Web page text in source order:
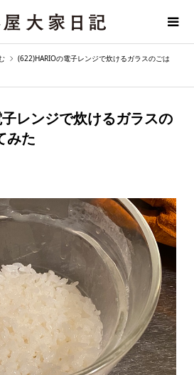
(622)HARIOの電子レンジで炊けるガラスのごは
レンジで炊けるガラスの
みた